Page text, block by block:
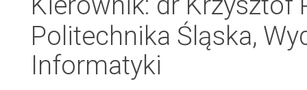
Politechnika Śląska,
Informatyki